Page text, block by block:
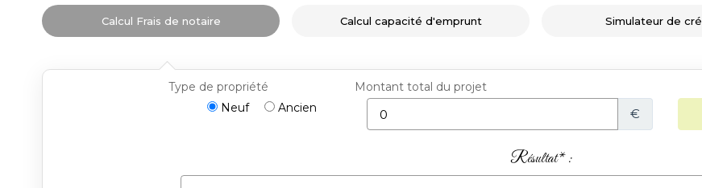
Calcul Frais de notaire Calcul capacité d'emprunt Simulateur de